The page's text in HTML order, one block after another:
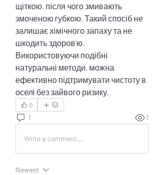
щіткою, після чого змивають
змоченою губкою. Такий спосіб не
залишає хімічного запаху та не
шкодить здоров’ю.
Використовуючи подібні
натуральні методи, можна
ефективно підтримувати чистоту в
оселі без зайвого ризику.
0
1 1
Write a comment...
Newest